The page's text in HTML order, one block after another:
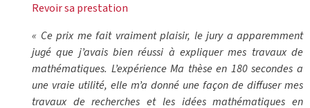
Revoir sa prestation
« Ce prix me fait vraiment plaisir, le jury a apparemment
jugé que j’avais bien réussi à expliquer mes travaux de
mathématiques. L’expérience Ma thèse en 180 secondes a
une vraie utilité, elle m’a donné une façon de diffuser mes
travaux de recherches et les idées mathématiques en